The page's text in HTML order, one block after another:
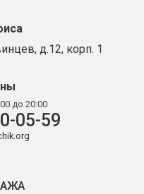
д.12, корп. 1
до 20:00
05-59